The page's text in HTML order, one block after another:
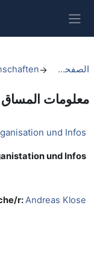
الصفحة الرئيسية
معلومات المساق
und Infos
und Infos
r:Andreas Klose